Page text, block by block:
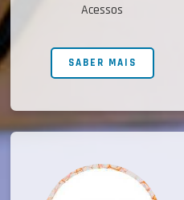
Acessos
SABER MAIS